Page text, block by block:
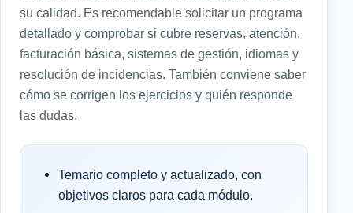
su calidad. Es recomendable solicitar un programa
detallado y comprobar si cubre reservas, atención,
facturación básica, sistemas de gestión, idiomas y
resolución de incidencias. También conviene saber
cómo se corrigen los ejercicios y quién responde
las dudas.
Temario completo y actualizado, con
objetivos claros para cada módulo.